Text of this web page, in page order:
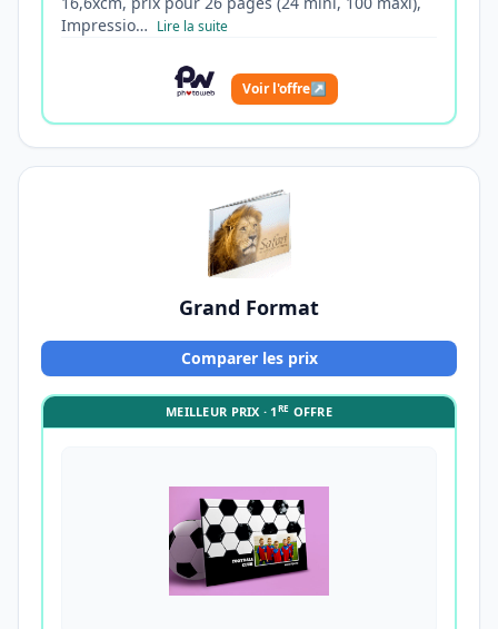
Impressio… Lire la suite
Voir l'offre↗
Grand Format
Comparer les prix
MEILLEUR PRIX · 1RE OFFRE